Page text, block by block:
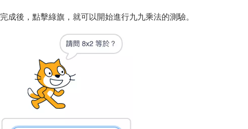
完成後，點擊綠旗，就可以開始進行九九乘法的測驗。